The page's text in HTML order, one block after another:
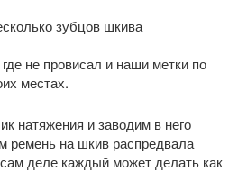
зубцов шкива
не провисал и наши метки по
местах.
натяжения и заводим в него
ремень на шкив распредвала
деле каждый может делать как